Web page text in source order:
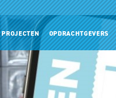
PROJECTEN OPDRACHTGEVERS